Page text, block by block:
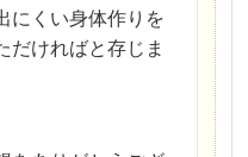
にくい身体作りを
だければと存じま